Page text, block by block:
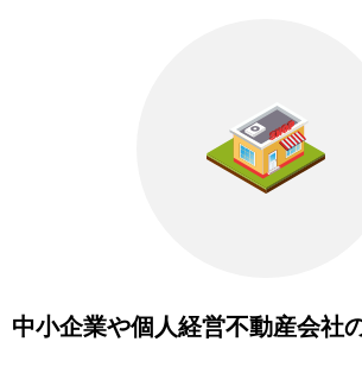
中小企業や個人経営不動産会社